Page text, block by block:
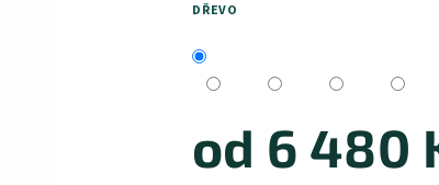
DŘEVO
od 6 480